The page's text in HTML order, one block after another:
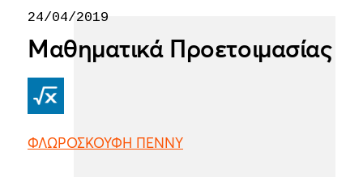
24/04/2019
Μαθηματικά Προετοιμασίας
ΦΛΩΡΟΣΚΟΥΦΗ ΠΕΝΝΥ